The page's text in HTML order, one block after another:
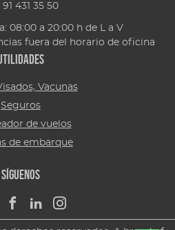
91 431 35 50
08:00 a 20:00 h de L a V
fuera del horario de oficina
Vacunas
Seguros
de vuelos
de embarque
Síguenos